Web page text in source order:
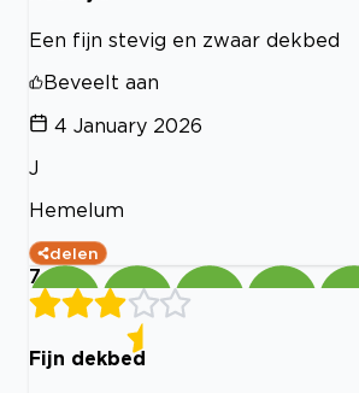
Een fijn stevig en zwaar dekbed
Beveelt aan
4 January 2026
J
Hemelum
delen
7
Fijn dekbed